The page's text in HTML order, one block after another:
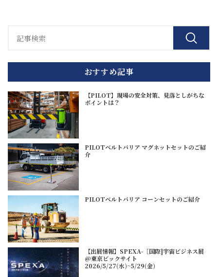
おすすめ記事
【PILOT】現場の安全対策、見落としがちな
ポイントは？
PILOTベルトバリア マグネットセットのご紹
介
PILOTベルトバリア コーンセットのご紹介
【出展情報】SPEXA-［国際]宇宙ビジネス展
@東京ビックサイト
2026/5/27(水)~5/29(金)